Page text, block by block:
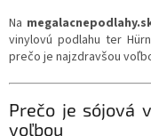
Na
vinylovú podlahu ter
prečo je najzdravšou
Prečo je sójová
voľbou